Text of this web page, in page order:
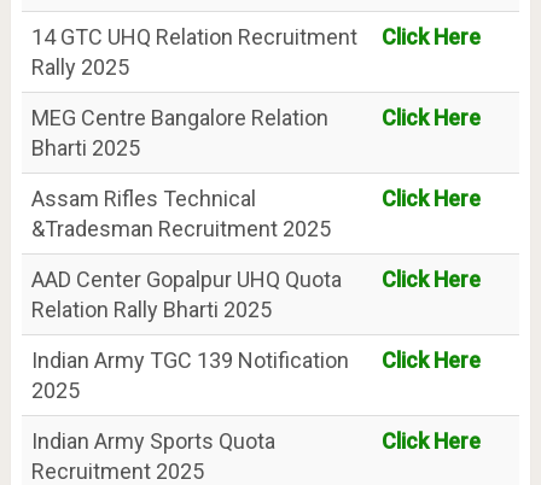
14 GTC UHQ Relation Recruitment
Rally 2025
Click Here
MEG Centre Bangalore Relation
Bharti 2025
Click Here
Assam Rifles Technical
&Tradesman Recruitment 2025
Click Here
AAD Center Gopalpur UHQ Quota
Relation Rally Bharti 2025
Click Here
Indian Army TGC 139 Notification
2025
Click Here
Indian Army Sports Quota
Recruitment 2025
Click Here